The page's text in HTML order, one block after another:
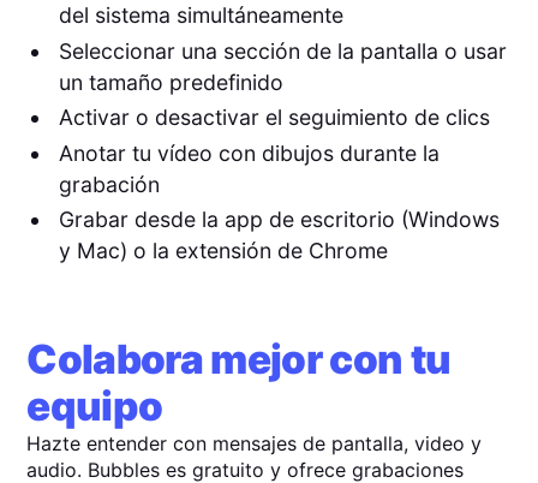
del sistema simultáneamente
Seleccionar una sección de la pantalla o usar
un tamaño predefinido
Activar o desactivar el seguimiento de clics
Anotar tu vídeo con dibujos durante la
grabación
Grabar desde la app de escritorio (Windows
y Mac) o la extensión de Chrome
Colabora mejor con tu
equipo
Hazte entender con mensajes de pantalla, video y
audio. Bubbles es gratuito y ofrece grabaciones